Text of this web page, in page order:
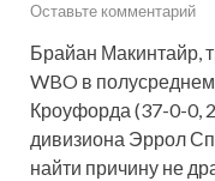
Оставьте комментарий
Брайан Макинтайр,
WBO в полусреднем
Кроуфорда (37-0-0,
дивизиона Эррол
найти причину не